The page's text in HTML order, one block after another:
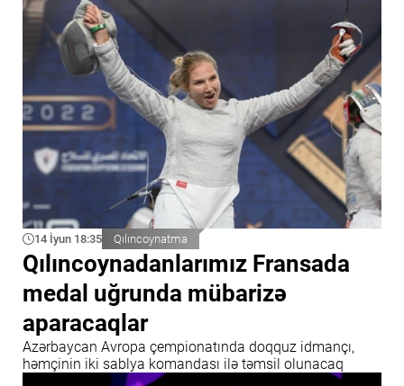
14 İyun 18:35 Qılıncoynatma
Qılıncoynadanlarımız Fransada
medal uğrunda mübarizə
aparacaqlar
Azərbaycan Avropa çempionatında doqquz idmançı,
həmçinin iki sablya komandası ilə təmsil olunacaq